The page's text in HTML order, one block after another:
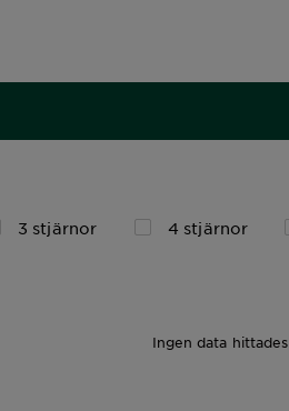
3 stjärnor 4 stjärnor
Ingen data hittades